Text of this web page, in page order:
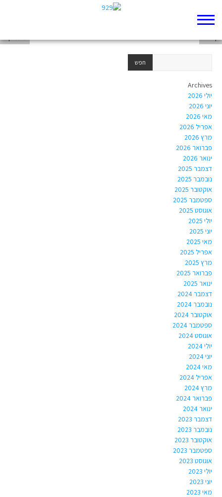
Archives
יולי 2026
יוני 2026
מאי 2026
אפריל 2026
מרץ 2026
פברואר 2026
ינואר 2026
דצמבר 2025
נובמבר 2025
אוקטובר 2025
ספטמבר 2025
אוגוסט 2025
יולי 2025
יוני 2025
מאי 2025
אפריל 2025
מרץ 2025
פברואר 2025
ינואר 2025
דצמבר 2024
נובמבר 2024
אוקטובר 2024
ספטמבר 2024
אוגוסט 2024
יולי 2024
יוני 2024
מאי 2024
אפריל 2024
מרץ 2024
פברואר 2024
ינואר 2024
דצמבר 2023
נובמבר 2023
אוקטובר 2023
ספטמבר 2023
אוגוסט 2023
יולי 2023
יוני 2023
מאי 2023